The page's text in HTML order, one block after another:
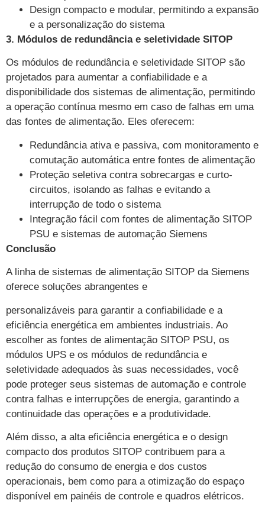
Design compacto e modular, permitindo a expansão
e a personalização do sistema
3. Módulos de redundância e seletividade SITOP
Os módulos de redundância e seletividade SITOP são
projetados para aumentar a confiabilidade e a
disponibilidade dos sistemas de alimentação, permitindo
a operação contínua mesmo em caso de falhas em uma
das fontes de alimentação. Eles oferecem:
Redundância ativa e passiva, com monitoramento e
comutação automática entre fontes de alimentação
Proteção seletiva contra sobrecargas e curto-
circuitos, isolando as falhas e evitando a
interrupção de todo o sistema
Integração fácil com fontes de alimentação SITOP
PSU e sistemas de automação Siemens
Conclusão
A linha de sistemas de alimentação SITOP da Siemens
oferece soluções abrangentes e
personalizáveis para garantir a confiabilidade e a
eficiência energética em ambientes industriais. Ao
escolher as fontes de alimentação SITOP PSU, os
módulos UPS e os módulos de redundância e
seletividade adequados às suas necessidades, você
pode proteger seus sistemas de automação e controle
contra falhas e interrupções de energia, garantindo a
continuidade das operações e a produtividade.
Além disso, a alta eficiência energética e o design
compacto dos produtos SITOP contribuem para a
redução do consumo de energia e dos custos
operacionais, bem como para a otimização do espaço
disponível em painéis de controle e quadros elétricos.